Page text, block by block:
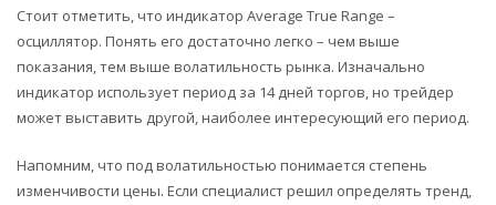
Стоит отметить, что индикатор Average True Range –
осциллятор. Понять его достаточно легко – чем выше
показания, тем выше волатильность рынка. Изначально
индикатор использует период за 14 дней торгов, но трейдер
может выставить другой, наиболее интересующий его период.
Напомним, что под волатильностью понимается степень
изменчивости цены. Если специалист решил определять тренд,